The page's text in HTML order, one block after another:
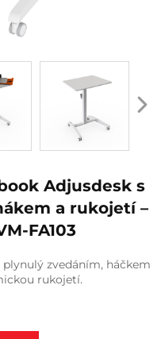
Adjusdesk s
a rukojetí –
FA103
zvedáním, háčkem
rukojetí.